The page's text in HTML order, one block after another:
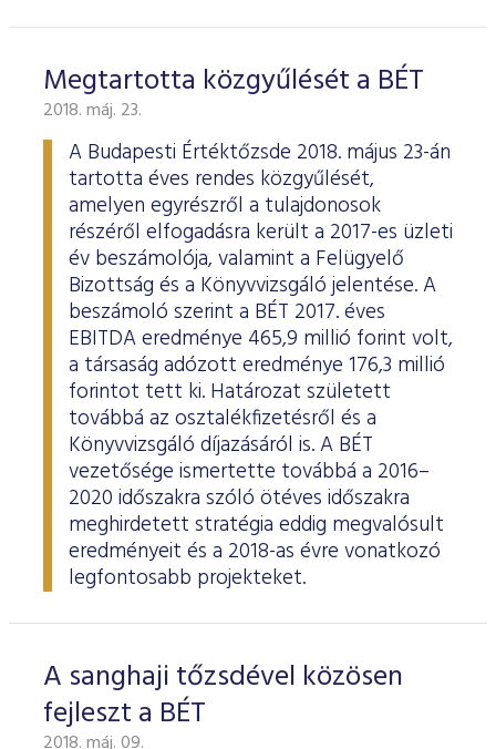
Megtartotta közgyűlését a BÉT
2018. máj. 23.
A Budapesti Értéktőzsde 2018. május 23-án
tartotta éves rendes közgyűlését,
amelyen egyrészről a tulajdonosok
részéről elfogadásra került a 2017-es üzleti
év beszámolója, valamint a Felügyelő
Bizottság és a Könyvvizsgáló jelentése. A
beszámoló szerint a BÉT 2017. éves
EBITDA eredménye 465,9 millió forint volt,
a társaság adózott eredménye 176,3 millió
forintot tett ki. Határozat született
továbbá az osztalékfizetésről és a
Könyvvizsgáló díjazásáról is. A BÉT
vezetősége ismertette továbbá a 2016–
2020 időszakra szóló ötéves időszakra
meghirdetett stratégia eddig megvalósult
eredményeit és a 2018-as évre vonatkozó
legfontosabb projekteket.
A sanghaji tőzsdével közösen
fejleszt a BÉT